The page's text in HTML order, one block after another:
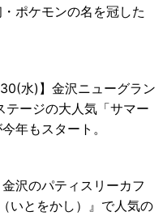
ポケモンの名を冠した
水)】金沢ニューグラン
テージの大人気「サマー
年もスタート。
金沢のパティスリーカフ
いとをかし）』で人気の